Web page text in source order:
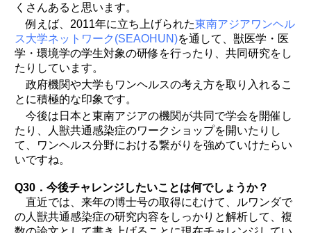
くさんあると思います。
例えば、2011年に立ち上げられた東南アジアワンヘル
ス大学ネットワーク(SEAOHUN)を通して、獣医学・医
学・環境学の学生対象の研修を行ったり、共同研究をし
たりしています。
政府機関や大学もワンヘルスの考え方を取り入れるこ
とに積極的な印象です。
今後は日本と東南アジアの機関が共同で学会を開催し
たり、人獣共通感染症のワークショップを開いたりし
て、ワンヘルス分野における繋がりを強めていけたらい
いですね。
Q30．今後チャレンジしたいことは何でしょうか？
直近では、来年の博士号の取得にむけて、ルワンダで
の人獣共通感染症の研究内容をしっかりと解析して、複